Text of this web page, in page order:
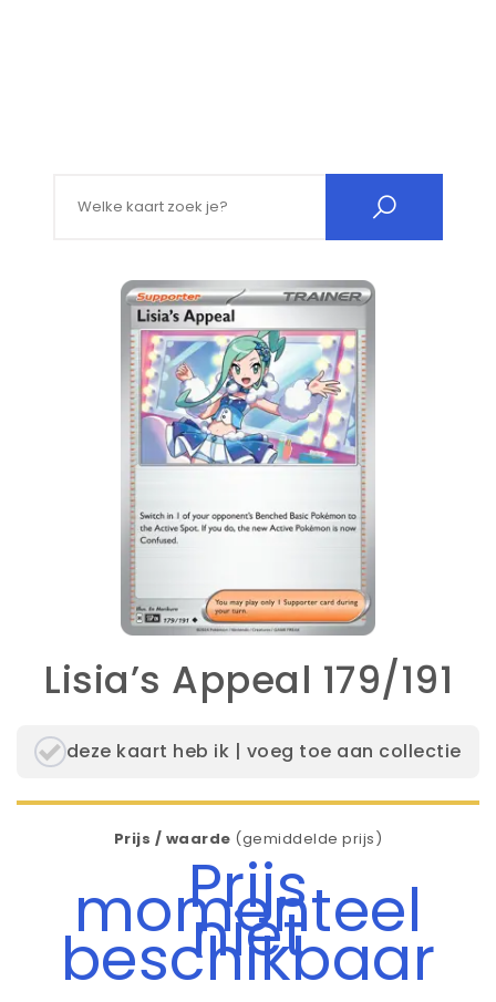
Lisia’s Appeal 179/191
deze kaart heb ik | voeg toe aan collectie
Prijs / waarde (gemiddelde prijs)
Prijs
momenteel
niet
beschikbaar